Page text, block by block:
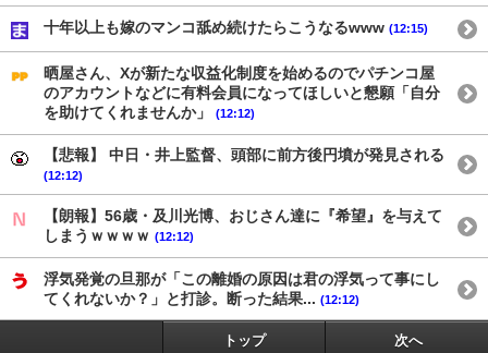
十年以上も嫁のマンコ舐め続けたらこうなるwww (12:15)
晒屋さん、Xが新たな収益化制度を始めるのでパチンコ屋
のアカウントなどに有料会員になってほしいと懇願「自分
を助けてくれませんか」
(12:12)
【悲報】 中日・井上監督、頭部に前方後円墳が発見される
(12:12)
【朗報】56歳・及川光博、おじさん達に『希望』を与えて
しまうｗｗｗｗ (12:12)
浮気発覚の旦那が「この離婚の原因は君の浮気って事にし
てくれないか？」と打診。断った結果... (12:12)
トップ 次へ